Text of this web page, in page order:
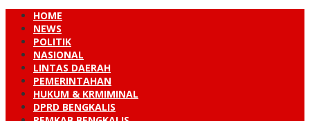
HOME
NEWS
POLITIK
NASIONAL
LINTAS DAERAH
PEMERINTAHAN
HUKUM & KRMIMINAL
DPRD BENGKALIS